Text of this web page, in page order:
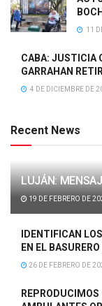
11
CABA: JUSTICIA
GARRAHAN
4 DE DICIEMBRE DE
Recent News
LUJÁN:
19 DE FEBRERO DE
IDENTIFICAN
EN EL
26 DE FEBRERO DE